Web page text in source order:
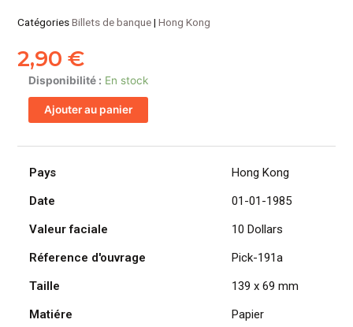
CatégoriesBillets de banque|Hong Kong
2,90€
Disponibilité : En stock
quantité
de
HONG
billet
dollars
01.01.1985
Hong
Ajouter au panier
Pays
Hong Kong
Date
01-01-1985
Valeur faciale
10 Dollars
Réference d'ouvrage
Pick-191a
Taille
139 x 69 mm
Matiére
Papier